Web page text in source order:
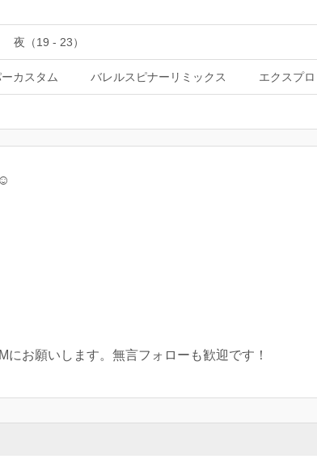
夜（19 - 23）
カスタム バレルスピナーリミックス エクスプ
お願いします。無言フォローも歓迎です！